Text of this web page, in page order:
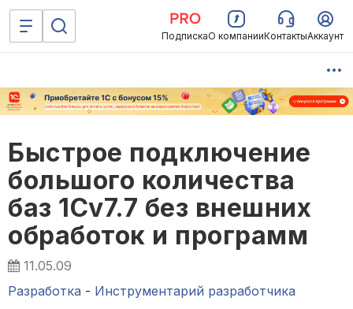
ПодпискаО компанииКонтактыАккаунт
Быстрое подключение
большого количества
баз 1Сv7.7 без внешних
обработок и программ
11.05.09
Разработка - Инструментарий разработчика